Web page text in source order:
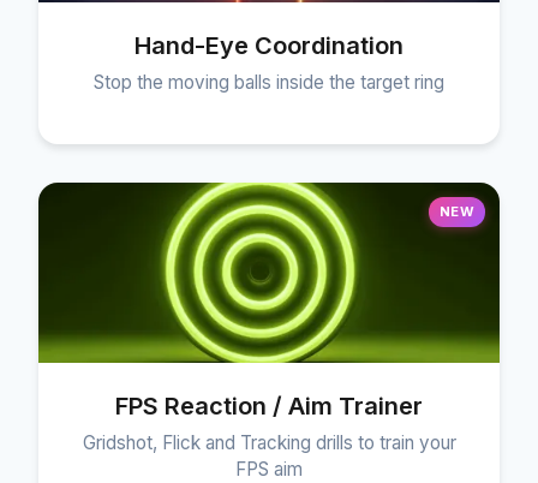
Hand-Eye Coordination
Stop the moving balls inside the target ring
NEW
FPS Reaction / Aim Trainer
Gridshot, Flick and Tracking drills to train your
FPS aim